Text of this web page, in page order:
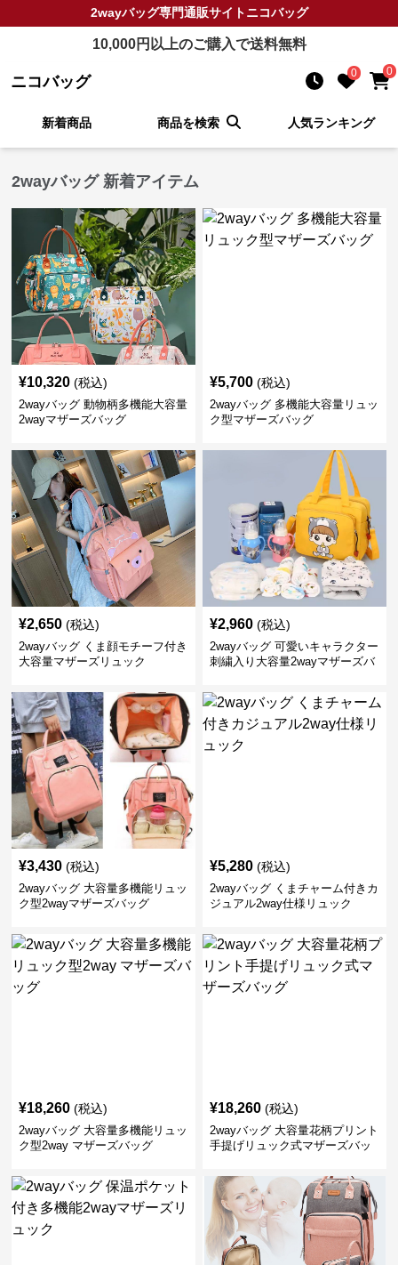
2wayバッグ専門通販サイトニコバッグ
10,000円以上のご購入で送料無料
ニコバッグ 0 0
新着商品 商品を検索 人気ランキング
2wayバッグ 新着アイテム
¥10,320 (税込)
2wayバッグ 動物柄多機能大容量
2wayマザーズバッグ
¥5,700 (税込)
2wayバッグ 多機能大容量リュッ
ク型マザーズバッグ
¥2,650 (税込)
2wayバッグ くま顔モチーフ付き
大容量マザーズリュック
¥2,960 (税込)
2wayバッグ 可愛いキャラクター
刺繍入り大容量2wayマザーズバ
¥3,430 (税込)
2wayバッグ 大容量多機能リュッ
ク型2wayマザーズバッグ
¥5,280 (税込)
2wayバッグ くまチャーム付きカ
ジュアル2way仕様リュック
¥18,260 (税込)
2wayバッグ 大容量多機能リュッ
ク型2way マザーズバッグ
¥18,260 (税込)
2wayバッグ 大容量花柄プリント
手提げリュック式マザーズバッ